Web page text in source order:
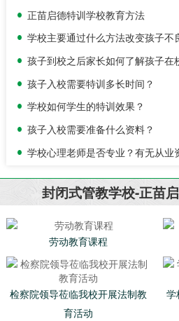
正苗启德特训学校教育方法
学校主要通过什么方法改变孩子不
孩子到校之后家长如何了解孩子在
孩子入校需要特训多长时间？
学校如何学生的特训效果？
孩子入校需要准备什么资料？
学校心理老师是否专业？有无从业
孩子到校之后如何孩子安全？
正苗启德特训学校教育方法
学校主要通过什么方法改变孩子
封闭式管教学校-正苗
劳动教育课程
检察院领导莅临我校开展法制教
育活动
学